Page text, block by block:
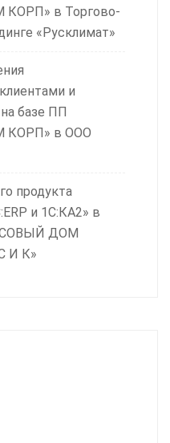
КОРП» в Торгово-
«Русклимат»
и
базе ПП
КОРП» в ООО
продукта
и 1С:КА2» в
ДОМ
И К»